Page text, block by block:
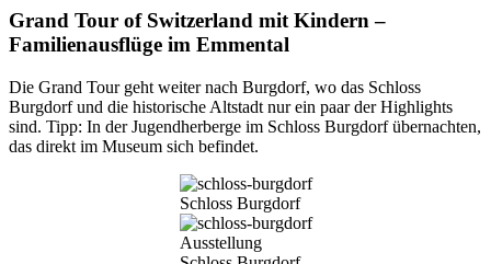
Grand Tour of Switzerland mit Kindern –
Familienausflüge im Emmental
Die Grand Tour geht weiter nach Burgdorf, wo das Schloss
Burgdorf und die historische Altstadt nur ein paar der Highlights
sind. Tipp: In der Jugendherberge im Schloss Burgdorf übernachten,
das direkt im Museum sich befindet.
Schloss Burgdorf
Ausstellung